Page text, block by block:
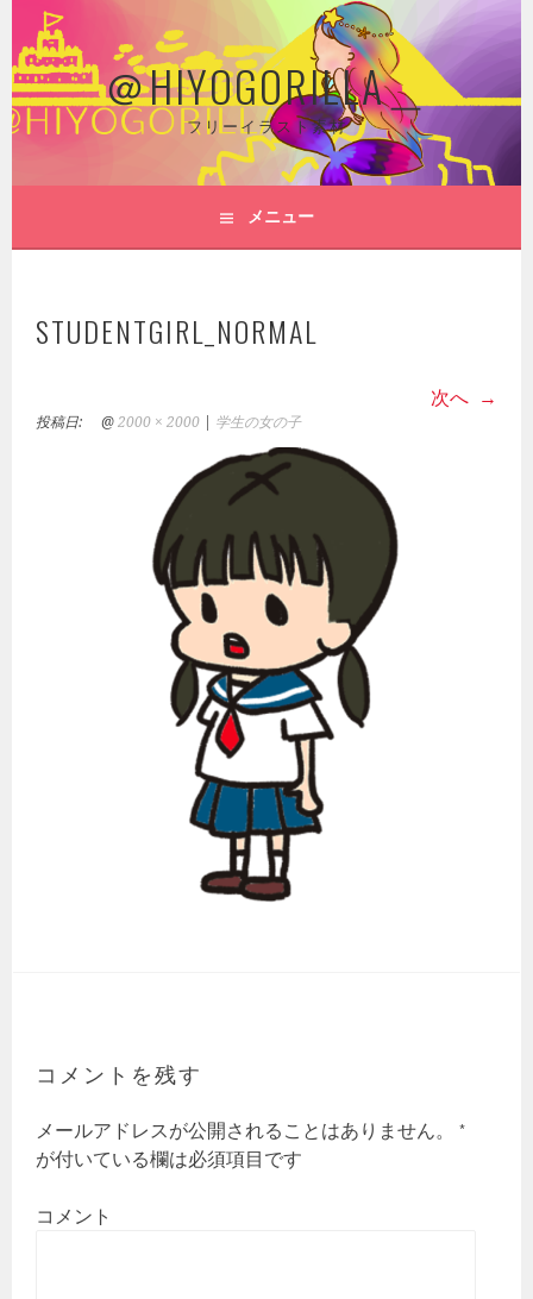
ン
テ
ン
ツ
ス
ッ
＠HIYOGORILLA＿
フリーイラスト素材
メニュー
STUDENTGIRL_NORMAL
次へ
投稿日: @2000 × 2000 学生の女の子
コメントを残す
メールアドレスが公開されることはありません。
*
が付いている欄は必須項目です
コメント